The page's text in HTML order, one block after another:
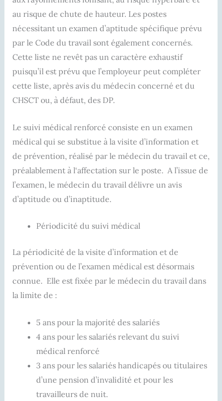
au risque de chute de hauteur. Les postes
nécessitant un examen d’aptitude spécifique prévu
par le Code du travail sont également concernés.
Cette liste ne revêt pas un caractère exhaustif
puisqu’il est prévu que l’employeur peut compléter
cette liste, après avis du médecin concerné et du
CHSCT ou, à défaut, des DP.
Le suivi médical renforcé consiste en un examen
médical qui se substitue à la visite d’information et
de prévention, réalisé par le médecin du travail et ce,
préalablement à l‘affectation sur le poste. A l’issue de
l’examen, le médecin du travail délivre un avis
d’aptitude ou d’inaptitude.
Périodicité du suivi médical
La périodicité de la visite d’information et de
prévention ou de l’examen médical est désormais
connue. Elle est fixée par le médecin du travail dans
la limite de :
5 ans pour la majorité des salariés
4 ans pour les salariés relevant du suivi
médical renforcé
3 ans pour les salariés handicapés ou titulaires
d’une pension d’invalidité et pour les
travailleurs de nuit.